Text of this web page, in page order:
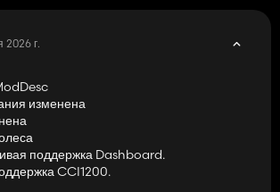
2026 г.
изменена
поддержка Dashboard.
CCI1200.